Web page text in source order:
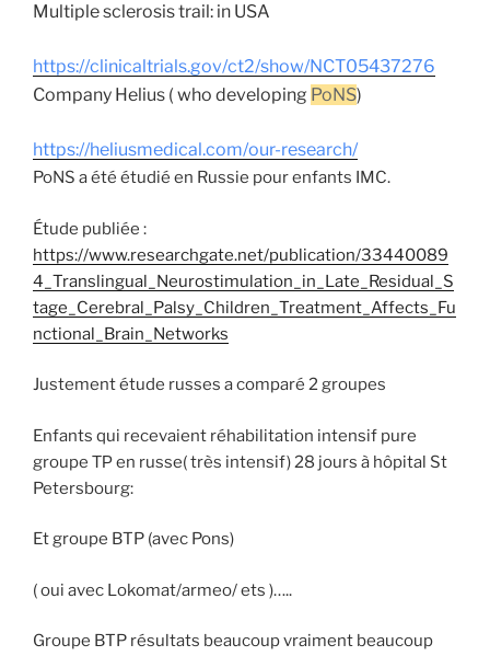
Multiple sclerosis trail: in USA
https://clinicaltrials.gov/ct2/show/NCT05437276
Company Helius ( who developing PoNS)
https://heliusmedical.com/our-research/
PoNS a été étudié en Russie pour enfants IMC.
Étude publiée :
https://www.researchgate.net/publication/33440089
4_Translingual_Neurostimulation_in_Late_Residual_S
tage_Cerebral_Palsy_Children_Treatment_Affects_Fu
nctional_Brain_Networks
Justement étude russes a comparé 2 groupes
Enfants qui recevaient réhabilitation intensif pure
groupe ТР en russe( très intensif) 28 jours à hôpital St
Petersbourg:
Et groupe BTP (avec Pons)
( oui avec Lokomat/armeo/ ets )…..
Groupe BTP résultats beaucoup vraiment beaucoup